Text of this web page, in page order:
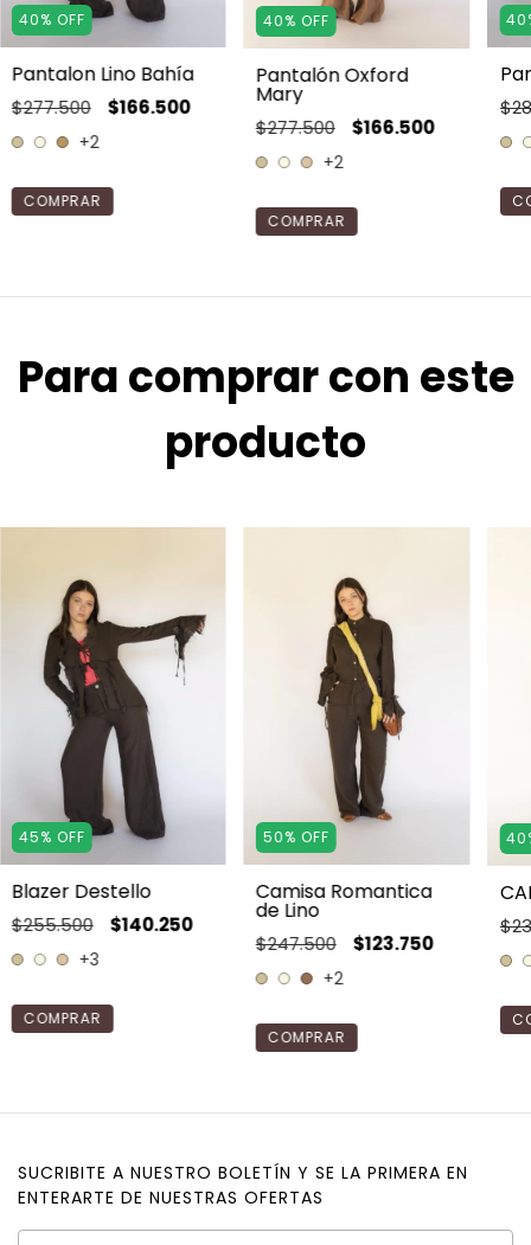
40% OFF
Pantalon Lino Bahía
$277.500 $166.500
+2
COMPRAR
40% OFF
Pantalón Oxford
Mary
$277.500 $166.500
+2
COMPRAR
40
Para comprar con este
producto
45% OFF
Blazer Destello
$255.500 $140.250
+3
COMPRAR
50% OFF
Camisa Romantica
de Lino
$247.500 $123.750
+2
COMPRAR
40
SUCRIBITE A NUESTRO BOLETÍN Y SE LA PRIMERA EN
ENTERARTE DE NUESTRAS OFERTAS